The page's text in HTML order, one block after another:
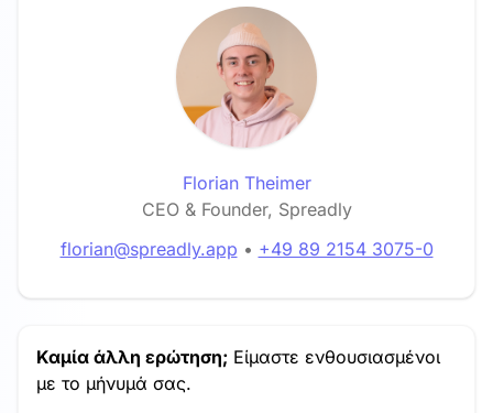
Florian Theimer
CEO & Founder, Spreadly
florian@spreadly.app • +49 89 2154 3075-0
Καμία άλλη ερώτηση; Είμαστε ενθουσιασμένοι
με το μήνυμά σας.